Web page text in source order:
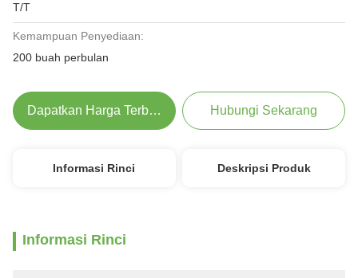
T/T
Kemampuan Penyediaan:
200 buah perbulan
Dapatkan Harga Terbaik Hubungi Sekarang
Informasi Rinci Deskripsi Produk
Informasi Rinci